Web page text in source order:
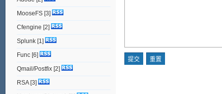
MooseFS[3]
Cfengine [2]
Splunk[1]
Func[6]
Qmail/Postfix[2]
RSA[3]